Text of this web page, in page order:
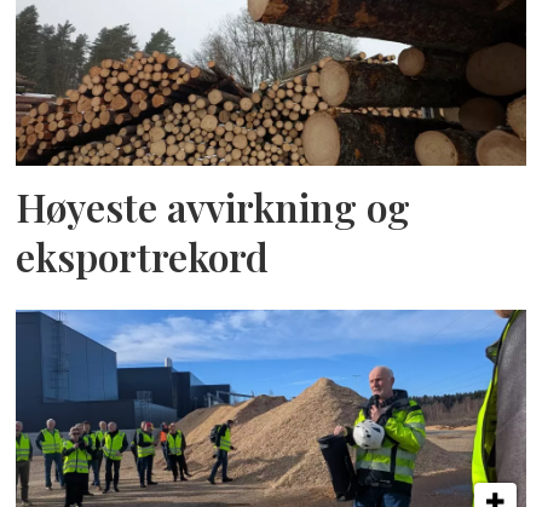
Høyeste avvirkning og
eksportrekord